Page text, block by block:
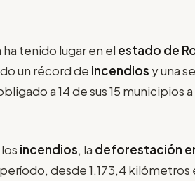
tenido lugar en el estado de
un récord de incendios y una
a 14 de sus 15 municipios
incendios, la deforestación
desde 1.173,4